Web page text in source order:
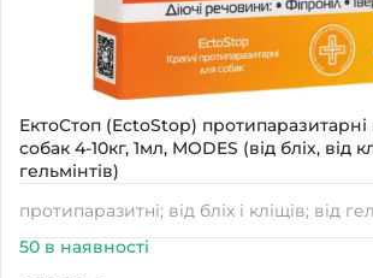
ЕктоСтоп (EctoStop) протипаразитарні
собак 4-10кг, 1мл, MODES (від бліх, від
гельмінтів)
протипаразитні; від бліх і кліщів; від
50 в наявності